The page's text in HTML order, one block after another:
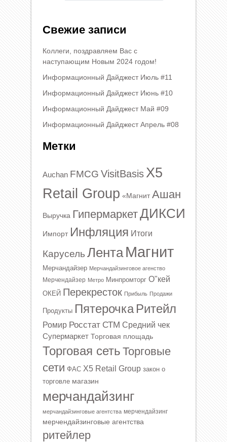
Свежие записи
Коллеги, поздравляем Вас с
наступающим Новым 2024 годом!
Информационный Дайджест Июль #11
Информационный Дайджест Июнь #10
Информационный Дайджест Май #09
Информационный Дайджест Апрель #08
Метки
Auchan FMCG VisitBasis X5
Retail Group «Магнит Ашан
Выручка ГипермаркетДИКСИ
Импорт Инфляция Итоги
Карусель Лента Магнит
Мерчандайзер Мерчандайзинговое агенство
Мерчендайзер Метро Минпромторг О"кей
ОКЕЙ Перекресток Прибыль Продажи
Продукты Пятерочка Ритейл
Ромир Росстат СТМ Средний чек
Супермаркет Торговая площадь
Торговая сеть Торговые
сети ФАС Х5 Retail Group закон о
торговле магазин
мерчандайзинг
мерчандайзинговые агентства мерчендайзинг
мерчендайзинговые агентства
ритейлер